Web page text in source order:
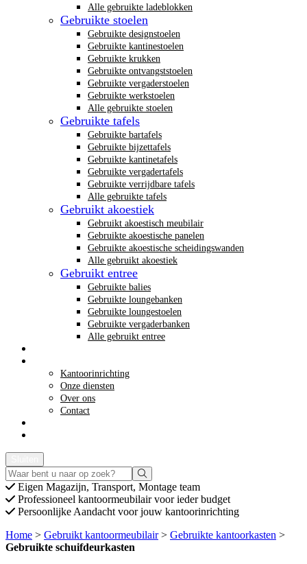
Alle gebruikte ladeblokken
Gebruikte stoelen
Gebruikte designstoelen
Gebruikte kantinestoelen
Gebruikte krukken
Gebruikte ontvangststoelen
Gebruikte vergaderstoelen
Gebruikte werkstoelen
Alle gebruikte stoelen
Gebruikte tafels
Gebruikte bartafels
Gebruikte bijzettafels
Gebruikte kantinetafels
Gebruikte vergadertafels
Gebruikte verrijdbare tafels
Alle gebruikte tafels
Gebruikt akoestiek
Gebruikt akoestisch meubilair
Gebruikte akoestische panelen
Gebruikte akoestische scheidingswanden
Alle gebruikt akoestiek
Gebruikt entree
Gebruikte balies
Gebruikte loungebanken
Gebruikte loungestoelen
Gebruikte vergaderbanken
Alle gebruikt entree
Kantoorinrichting
Onze diensten
Over ons
Contact
Eigen Magazijn, Transport, Montage team
Professioneel kantoormeubilair voor ieder budget
Persoonlijke Aandacht voor jouw kantoorinrichting
Home > Gebruikt kantoormeubilair> Gebruikte kantoorkasten >
Gebruikte schuifdeurkasten